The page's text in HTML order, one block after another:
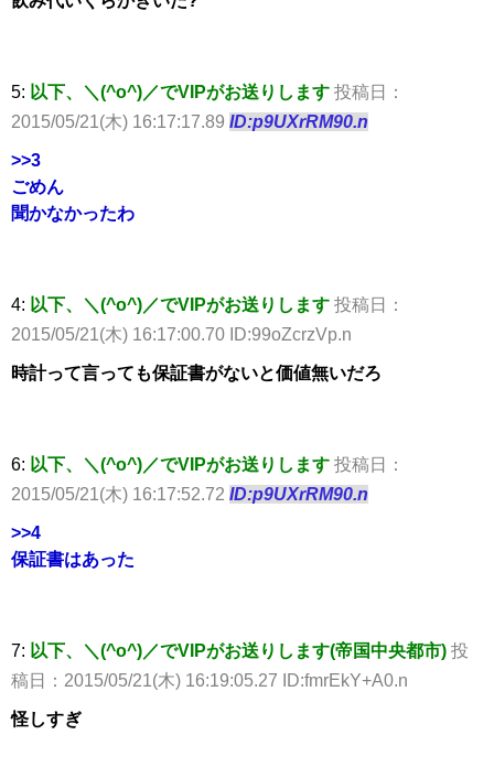
5: 以下、＼(^o^)／でVIPがお送りします 投稿日：
2015/05/21(木) 16:17:17.89 ID:p9UXrRM90.n
>>3
ごめん
聞かなかったわ
4: 以下、＼(^o^)／でVIPがお送りします 投稿日：
2015/05/21(木) 16:17:00.70 ID:99oZcrzVp.n
時計って言っても保証書がないと価値無いだろ
6: 以下、＼(^o^)／でVIPがお送りします 投稿日：
2015/05/21(木) 16:17:52.72 ID:p9UXrRM90.n
>>4
保証書はあった
7: 以下、＼(^o^)／でVIPがお送りします(帝国中央都市) 投
稿日：2015/05/21(木) 16:19:05.27 ID:fmrEkY+A0.n
怪しすぎ